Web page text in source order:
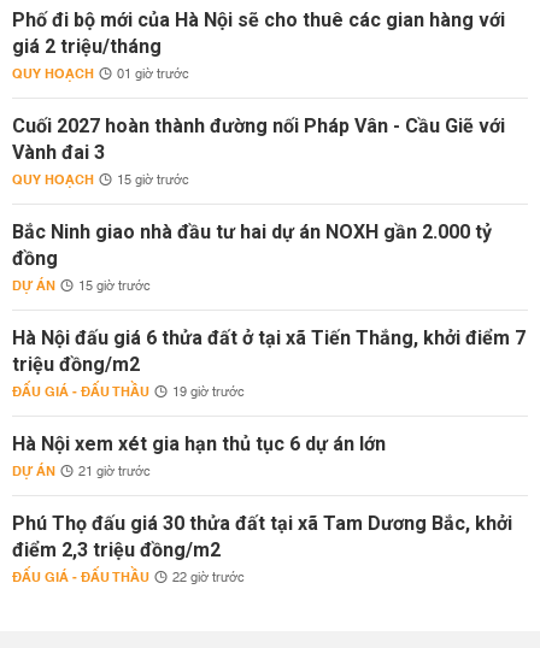
Phố đi bộ mới của Hà Nội sẽ cho thuê các gian hàng với
giá 2 triệu/tháng
QUY HOẠCH 01 giờ trước
Cuối 2027 hoàn thành đường nối Pháp Vân - Cầu Giẽ với
Vành đai 3
QUY HOẠCH 15 giờ trước
Bắc Ninh giao nhà đầu tư hai dự án NOXH gần 2.000 tỷ
đồng
DỰ ÁN 15 giờ trước
Hà Nội đấu giá 6 thửa đất ở tại xã Tiến Thắng, khởi điểm 7
triệu đồng/m2
ĐẤU GIÁ - ĐẤU THẦU 19 giờ trước
Hà Nội xem xét gia hạn thủ tục 6 dự án lớn
DỰ ÁN 21 giờ trước
Phú Thọ đấu giá 30 thửa đất tại xã Tam Dương Bắc, khởi
điểm 2,3 triệu đồng/m2
ĐẤU GIÁ - ĐẤU THẦU 22 giờ trước